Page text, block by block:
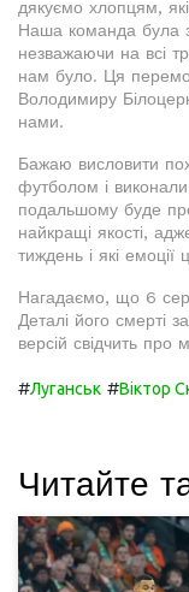
дякуємо хлопцям,
Наша команда була
незважаючи на всі
нам було. Ця
Володимиру
нами.
Бажаю висловити
футболом і
подальшому буде
найкращі якості,
тиждень і які
Нагадаємо, що 6
Деталі його смерті
версій свідчить про
#Луганськ #Віктор
Читайте